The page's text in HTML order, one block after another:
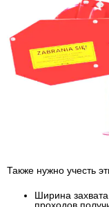
Также нужно учесть
Ширина захвата